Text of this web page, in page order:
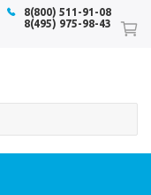
8(800) 511-91-08
8(495) 975-98-43